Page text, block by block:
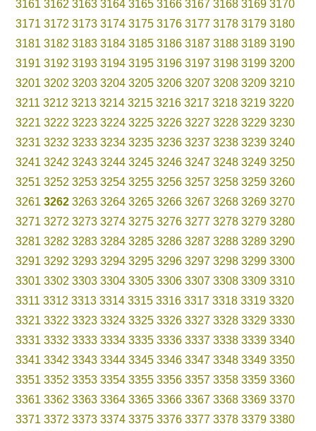
3161 3162 3163 3164 3165 3166 3167 3168 3169 3170
3171 3172 3173 3174 3175 3176 3177 3178 3179 3180
3181 3182 3183 3184 3185 3186 3187 3188 3189 3190
3191 3192 3193 3194 3195 3196 3197 3198 3199 3200
3201 3202 3203 3204 3205 3206 3207 3208 3209 3210
3211 3212 3213 3214 3215 3216 3217 3218 3219 3220
3221 3222 3223 3224 3225 3226 3227 3228 3229 3230
3231 3232 3233 3234 3235 3236 3237 3238 3239 3240
3241 3242 3243 3244 3245 3246 3247 3248 3249 3250
3251 3252 3253 3254 3255 3256 3257 3258 3259 3260
3261 3262 3263 3264 3265 3266 3267 3268 3269 3270
3271 3272 3273 3274 3275 3276 3277 3278 3279 3280
3281 3282 3283 3284 3285 3286 3287 3288 3289 3290
3291 3292 3293 3294 3295 3296 3297 3298 3299 3300
3301 3302 3303 3304 3305 3306 3307 3308 3309 3310
3311 3312 3313 3314 3315 3316 3317 3318 3319 3320
3321 3322 3323 3324 3325 3326 3327 3328 3329 3330
3331 3332 3333 3334 3335 3336 3337 3338 3339 3340
3341 3342 3343 3344 3345 3346 3347 3348 3349 3350
3351 3352 3353 3354 3355 3356 3357 3358 3359 3360
3361 3362 3363 3364 3365 3366 3367 3368 3369 3370
3371 3372 3373 3374 3375 3376 3377 3378 3379 3380